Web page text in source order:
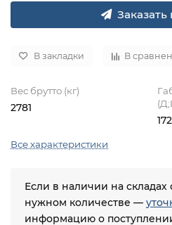
Заказать
В закладки В
Вес брутто (кг)
2781
Все характеристики
Если в наличии на складах
нужном количестве —
информацию о